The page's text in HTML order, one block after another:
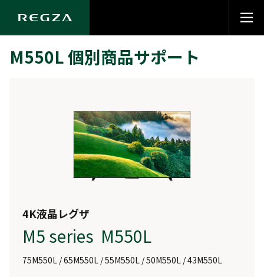
M550L 個別商品サポート
4K液晶レグザ
M5 series M550L
75M550L / 65M550L / 55M550L / 50M550L / 43M550L